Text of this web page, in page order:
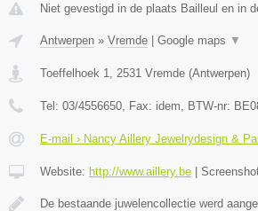
Niet gevestigd in de plaats Bailleul en in
Antwerpen » Vremde | Google maps ▼
Toeffelhoek 1 2531 Vremde (Antwerpen)
Tel: 03/4556650 , Fax: idem , BTW-nr:
E-mail › Nancy Aillery Jewelrydesign &
Website: http://www.aillery.be |
De bestaande juwelencollectie werd